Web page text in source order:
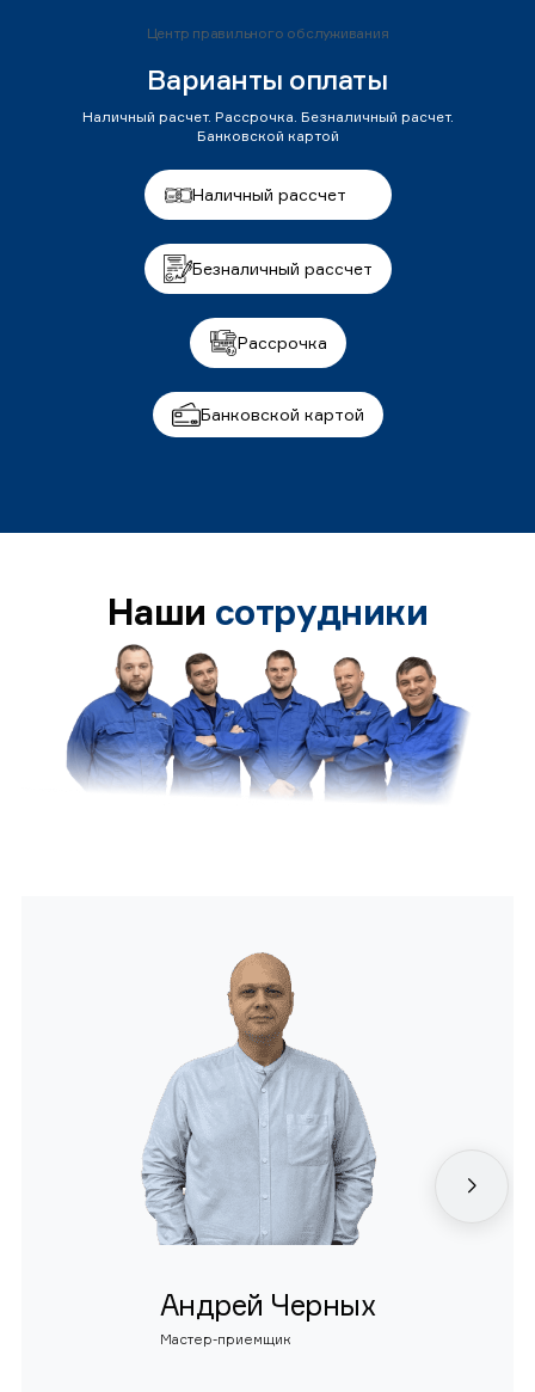
Центр правильного обслуживания
Варианты оплаты
Наличный расчет. Рассрочка. Безналичный расчет.
Банковской картой
Наличный рассчет
Безналичный рассчет
Рассрочка
Банковской картой
Наши сотрудники
Андрей Черных
Мастер-приемщик